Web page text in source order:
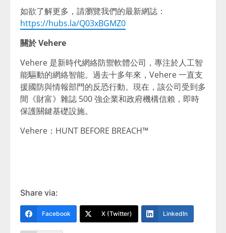
如欲了解更多，請瀏覽我們的最新網誌：
https://hubs.la/Q03xBGMZ0
關於 Vehere
Vehere 是新時代網絡防禦軟體公司，專注於人工智
能驅動的網絡智能。過去十多年來，Vehere 一直支
援國防與情報部門的反恐行動。現在，該公司受到多
間《財富》雜誌 500 強企業和政府機構信賴，即時
保護關鍵基礎設施。
Vehere：HUNT BEFORE BREACH™
Share via:
Facebook X (Twitter) LinkedIn